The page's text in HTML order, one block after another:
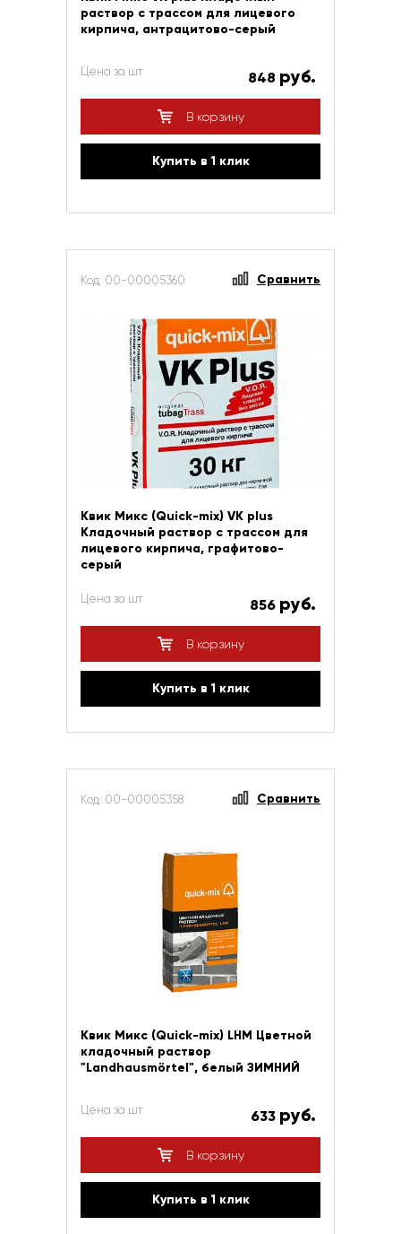
раствор с трассом для лицевого
кирпича, антрацитово-серый
Цена за шт 848 руб.
В корзину
Купить в 1 клик
Код: 00-00005360 Сравнить
Квик Микс (Quick-mix) VK plus
Кладочный раствор с трассом для
лицевого кирпича, графитово-
серый
Цена за шт 856 руб.
В корзину
Купить в 1 клик
Код: 00-00005358 Сравнить
Квик Микс (Quick-mix) LHM Цветной
кладочный раствор
"Landhausmörtel", белый ЗИМНИЙ
Цена за шт 633 руб.
В корзину
Купить в 1 клик